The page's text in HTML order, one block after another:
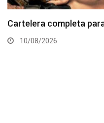
Tommy McMillen
Noche UFC 4